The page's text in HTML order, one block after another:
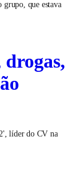
grupo, que estava
líder do CV na